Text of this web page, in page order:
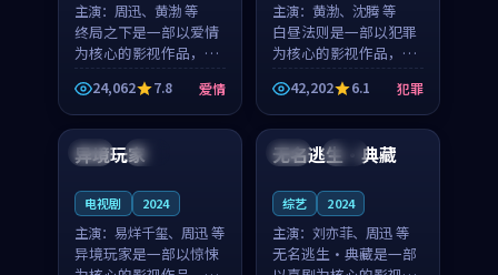
主演： 周迅、黄渤 等
终局之下是一部以爱情
为核心的影视作品，围
绕危机、反转与人物成
长展开，整体节奏紧
凑，值得推荐观看。
24,062 7.8 爱情
主演： 黄渤、沈腾 等
白昼法则是一部以犯罪
为核心的影视作品，围
绕危机、反转与人物成
长展开，整体节奏紧
凑，值得推荐观看。
42,202 6.1 犯罪
中国 完结
异境玩家
电视剧 2024
主演： 易烊千玺、周迅 等
异境玩家是一部以惊悚
中国 杜比
无名逃生·典藏
综艺 2024
主演： 刘亦菲、周迅 等
无名逃生·典藏是一部